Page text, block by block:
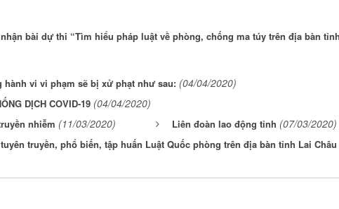
bài dự thi “Tìm hiểu pháp luật về phòng, chống ma túy trên địa bàn
vi vi phạm sẽ bị xử phạt như sau: (04/04/2020)
DỊCH COVID-19 (04/04/2020)
nhiễm (11/03/2020) Liên đoàn lao động tỉnh (07/03/2020)
truyền, phổ biến, tập huấn Luật Quốc phòng trên địa bàn tỉnh Lai Châu